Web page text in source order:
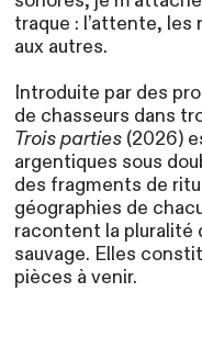
traque : l’attente,
aux autres.
Introduite par des
de chasseurs dans
Trois parties (2026)
argentiques sous
des fragments de
géographies de
racontent la pluralité
sauvage. Elles
pièces à venir.